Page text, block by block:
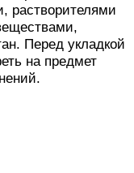
растворителями
Перед укладкой
на предмет